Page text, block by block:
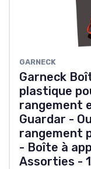
GARNECK
Garneck
plastique
rangement
Guardar -
rangement
- Boîte à
Assorties -